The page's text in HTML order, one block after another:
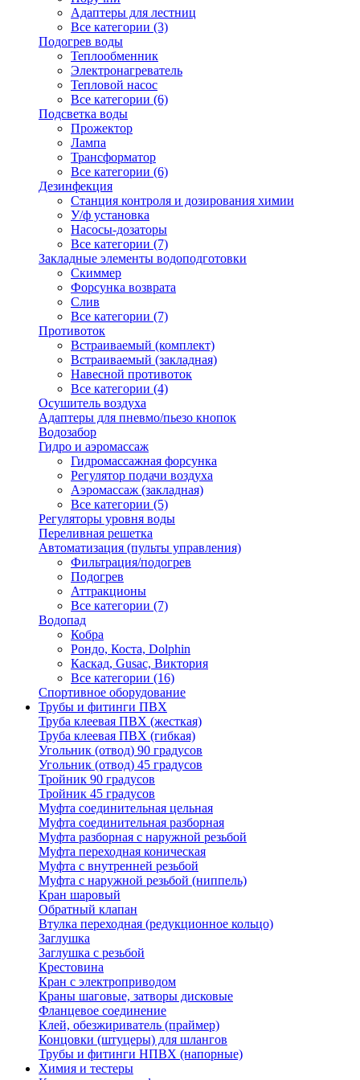
Адаптеры для лестниц
Все категории (3)
Подогрев воды
Теплообменник
Электронагреватель
Тепловой насос
Все категории (6)
Подсветка воды
Прожектор
Лампа
Трансформатор
Все категории (6)
Дезинфекция
Станция контроля и дозирования химии
У/ф установка
Насосы-дозаторы
Все категории (7)
Закладные элементы водоподготовки
Скиммер
Форсунка возврата
Слив
Все категории (7)
Противоток
Встраиваемый (комплект)
Встраиваемый (закладная)
Навесной противоток
Все категории (4)
Осушитель воздуха
Адаптеры для пневмо/пьезо кнопок
Водозабор
Гидро и аэромассаж
Гидромассажная форсунка
Регулятор подачи воздуха
Аэромассаж (закладная)
Все категории (5)
Регуляторы уровня воды
Переливная решетка
Автоматизация (пульты управления)
Фильтрация/подогрев
Подогрев
Аттракционы
Все категории (7)
Водопад
Кобра
Рондо, Коста, Dolphin
Каскад, Gusac, Виктория
Все категории (16)
Спортивное оборудование
Трубы и фитинги ПВХ
Труба клеевая ПВХ (жесткая)
Труба клеевая ПВХ (гибкая)
Угольник (отвод) 90 градусов
Угольник (отвод) 45 градусов
Тройник 90 градусов
Тройник 45 градусов
Муфта соединительная цельная
Муфта соединительная разборная
Муфта разборная с наружной резьбой
Муфта переходная коническая
Муфта с внутренней резьбой
Муфта с наружной резьбой (ниппель)
Кран шаровый
Обратный клапан
Втулка переходная (редукционное кольцо)
Заглушка
Заглушка с резьбой
Крестовина
Кран с электроприводом
Краны шаговые, затворы дисковые
Фланцевое соединение
Клей, обезжириватель (праймер)
Концовки (штуцеры) для шлангов
Трубы и фитинги НПВХ (напорные)
Химия и тестеры